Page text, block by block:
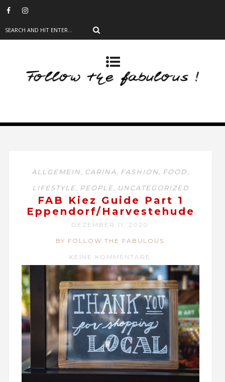
ALLGEMEIN, CARINA, FASHION, FOOD,
LIFESTYLE, PEOPLE, UNCATEGORIZED
FAB Kiez Guide Part 1
Eppendorf/Harvestehude
DEZEMBER 11, 2020
BY FOLLOW THE FABULOUS
KEINE KOMMENTARE